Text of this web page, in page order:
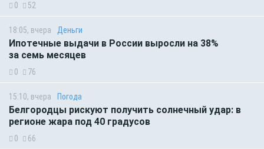
0 52
18:05, вчера Деньги
Ипотечные выдачи в России выросли на 38%
за семь месяцев
0 76
15:10, вчера Погода
Белгородцы рискуют получить солнечный удар: в
регионе жара под 40 градусов
0 66